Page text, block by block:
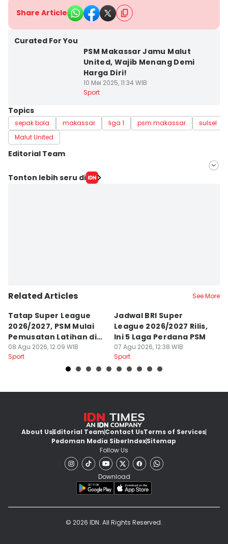
Share Article
Curated For You
PSM Makassar Jamu Malut
United, Wajib Menang Demi
Harga Diri!
10 Mei 2025, 11:34 WIB
Sport
Topics
sepak bola makassar liga 1 psm makassar
sulsel
Malut United
Editorial Team
Editor
Tonton lebih seru di
Related Articles See More
Tatap Super League
2026/2027, PSM Mulai
Pemusatan Latihan di
Jogja
08 Agu 2026, 12:09 WIB
Sport
Jadwal BRI Super
League 2026/2027 Rilis,
Ini 5 Laga Perdana PSM
07 Agu 2026, 12:38 WIB
Sport
About UsEditorial TeamContact UsTerms of Services
Pedoman Media SiberIndexSitemap
Follow Us
Download
© 2026 IDN. All Rights Reserved.